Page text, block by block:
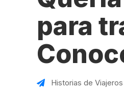
Working Holidays
Malta
Reino Unido
Suecia
VER TODAS LAS
para
Historias de Viajeros